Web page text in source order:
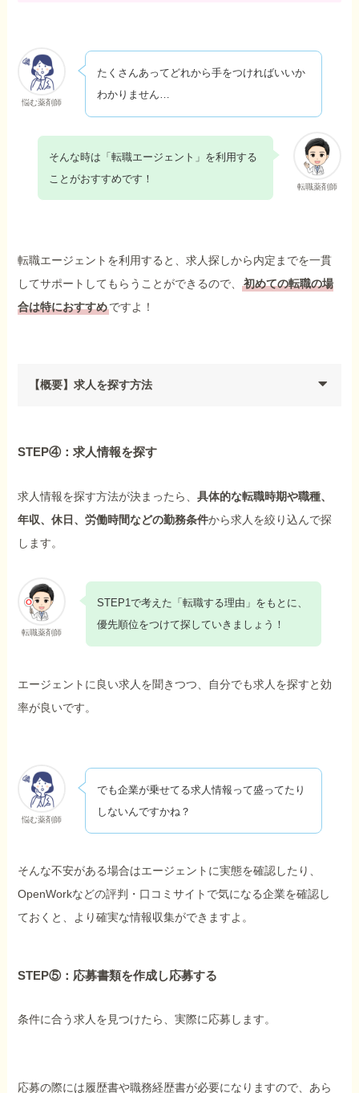
悩む薬剤師
たくさんあってどれから手をつければいいか
わかりません…
転職薬剤師
そんな時は「転職エージェント」を利用する
ことがおすすめです！
転職エージェントを利用すると、求人探しから内定までを一貫
してサポートしてもらうことができるので、初めての転職の場
合は特におすすめですよ！
【概要】求人を探す方法
STEP④：求人情報を探す
求人情報を探す方法が決まったら、具体的な転職時期や職種、
年収、休日、労働時間などの勤務条件から求人を絞り込んで探
します。
転職薬剤師
STEP1で考えた「転職する理由」をもとに、
優先順位をつけて探していきましょう！
エージェントに良い求人を聞きつつ、自分でも求人を探すと効
率が良いです。
悩む薬剤師
でも企業が乗せてる求人情報って盛ってたり
しないんですかね？
そんな不安がある場合はエージェントに実態を確認したり、
OpenWorkなどの評判・口コミサイトで気になる企業を確認し
ておくと、より確実な情報収集ができますよ。
STEP⑤：応募書類を作成し応募する
条件に合う求人を見つけたら、実際に応募します。
応募の際には履歴書や職務経歴書が必要になりますので、あら